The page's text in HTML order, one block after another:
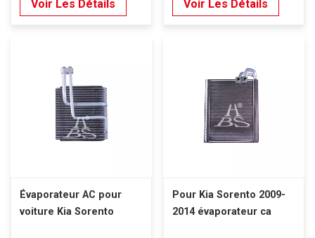
Voir Les Détails Voir Les Détails
Évaporateur AC pour
voiture Kia Sorento
Pour Kia Sorento 2009-
2014 évaporateur ca